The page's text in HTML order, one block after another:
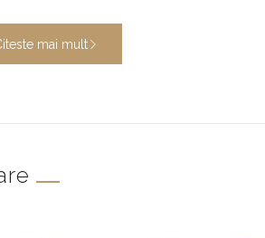
mai mult